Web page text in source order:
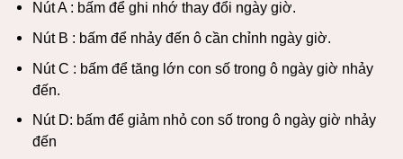
Nút A : bấm để ghi nhớ thay đổi ngày giờ.
Nút B : bấm để nhảy đến ô cần chỉnh ngày giờ.
Nút C : bấm để tăng lớn con số trong ô ngày giờ nhảy
đến.
Nút D: bấm để giảm nhỏ con số trong ô ngày giờ nhảy
đến